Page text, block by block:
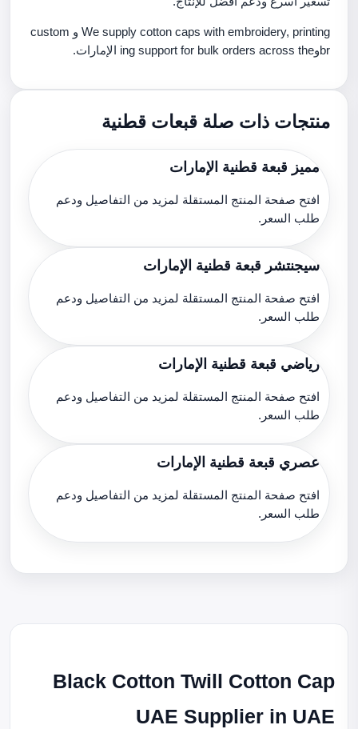
We supply cotton caps with embroidery, printing و custom
brوing support for bulk orders across the الإمارات.
منتجات ذات صلة قبعات قطنية
مميز قبعة قطنية الإمارات
افتح صفحة المنتج المستقلة لمزيد من التفاصيل ودعم
طلب السعر.
سيجنتشر قبعة قطنية الإمارات
افتح صفحة المنتج المستقلة لمزيد من التفاصيل ودعم
طلب السعر.
رياضي قبعة قطنية الإمارات
افتح صفحة المنتج المستقلة لمزيد من التفاصيل ودعم
طلب السعر.
عصري قبعة قطنية الإمارات
افتح صفحة المنتج المستقلة لمزيد من التفاصيل ودعم
طلب السعر.
Black Cotton Twill Cotton Cap
UAE Supplier in UAE